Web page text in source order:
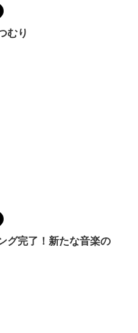
むり
グ完了！新たな音楽の